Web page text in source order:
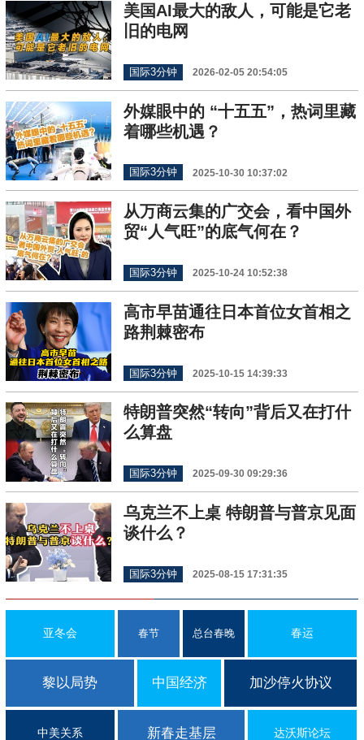
美国AI最大的敌人，可能是它老
旧的电网
国际3分钟 2026-02-05 20:54:05
外媒眼中的 “十五五”，热词里藏
着哪些机遇？
国际3分钟 2025-10-30 10:37:02
从万商云集的广交会，看中国外
贸“人气旺”的底气何在？
国际3分钟 2025-10-24 10:52:38
高市早苗通往日本首位女首相之
路荆棘密布
国际3分钟 2025-10-15 14:39:33
特朗普突然“转向”背后又在打什
么算盘
国际3分钟 2025-09-30 09:29:36
乌克兰不上桌 特朗普与普京见面
谈什么？
国际3分钟 2025-08-15 17:31:35
亚冬会 春节 总台春晚 春运
黎以局势 中国经济 加沙停火协议
中美关系 新春走基层 达沃斯论坛